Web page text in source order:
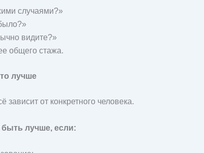
случаями?»
видите?»
общего стажа.
лучше
зависит от конкретного человека.
лучше, если: